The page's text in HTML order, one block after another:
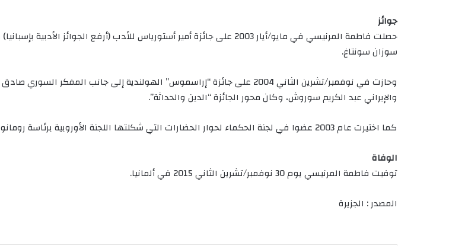
جوائز
حصلت فاطمة المرنيسي في مايو/أيار 2003 على جائزة أمير أستورياس للأدب (أرفع الجوائز الأدبية
سوزان سونتاغ.
وحازت في نوفمبر/تشرين الثاني 2004 على جائزة “إراسموس” الهولندية إلى جانب المفكر
والإيراني عبد الكريم سوروش، وكان محور الجائزة “الدين والحداثة”.
كما اختيرت عام 2003 عضوا في لجنة الحكماء لحوار الحضارات التي شكلتها اللجنة الأوروبية برئاسة رومانو برودي.
الوفاة
توفيت فاطمة المرنيسي يوم 30 نوفمبر/تشرين الثاني 2015 في ألمانيا.
المصدر : الجزيرة